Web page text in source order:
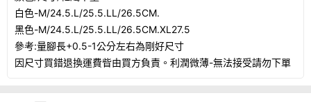
白色-M/24.5.L/25.5.LL/26.5CM.
黑色-M/24.5.L/25.5.LL/26.5CM.XL27.5
參考:量腳長+0.5-1公分左右為剛好尺寸
因尺寸買錯退換運費㫮由買方負責。利潤微薄-無法接受請勿下單